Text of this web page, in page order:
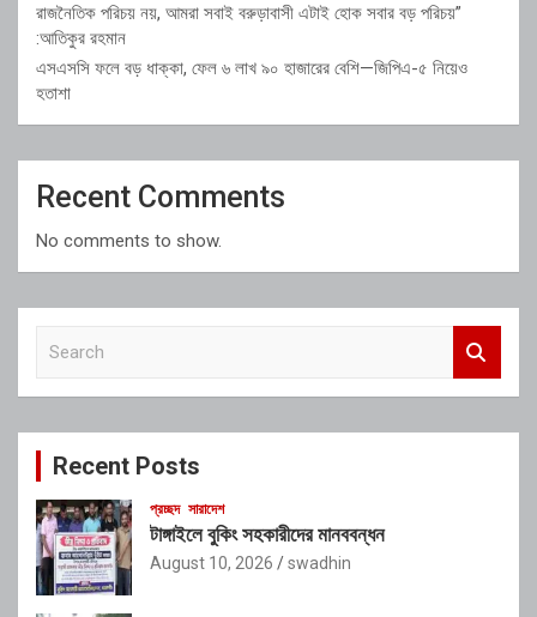
রাজনৈতিক পরিচয় নয়, আমরা সবাই বরুড়াবাসী এটাই হোক সবার বড় পরিচয়”
:আতিকুর রহমান
এসএসসি ফলে বড় ধাক্কা, ফেল ৬ লাখ ৯০ হাজারের বেশি—জিপিএ-৫ নিয়েও
হতাশা
Recent Comments
No comments to show.
c
Recent Posts
প্রচ্ছদ সারাদেশ
টাঙ্গাইলে বুকিং সহকারীদের মানববন্ধন
August 10, 2026 swadhin